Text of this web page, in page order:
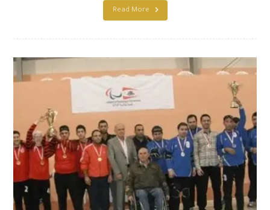
Read More